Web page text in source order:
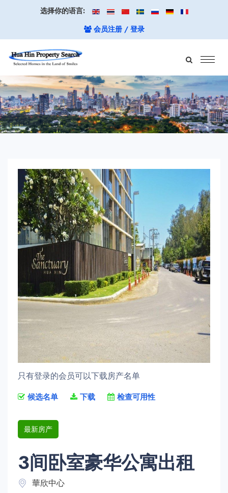
选择你的语言:
会员注册 / 登录
只有登录的会员可以下载房产名单
候选名单 下载 检查可用性
最新房产
3间卧室豪华公寓出租
華欣中心